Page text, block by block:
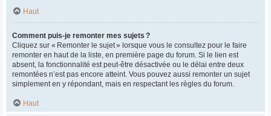
Haut
Comment puis-je remonter mes sujets ?
Cliquez sur « Remonter le sujet » lorsque vous le consultez pour le faire
remonter en haut de la liste, en première page du forum. Si le lien est
absent, la fonctionnalité est peut-être désactivée ou le délai entre deux
remontées n’est pas encore atteint. Vous pouvez aussi remonter un sujet
simplement en y répondant, mais en respectant les règles du forum.
Haut